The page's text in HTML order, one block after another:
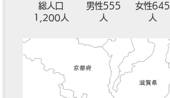
総人口
1,200人
男性555
人
女性645
人